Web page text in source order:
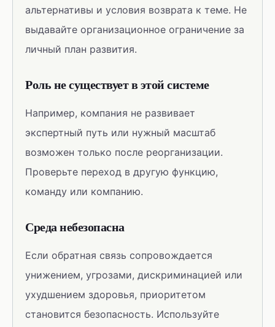
альтернативы и условия возврата к теме. Не
выдавайте организационное ограничение за
личный план развития.
Роль не существует в этой системе
Например, компания не развивает
экспертный путь или нужный масштаб
возможен только после реорганизации.
Проверьте переход в другую функцию,
команду или компанию.
Среда небезопасна
Если обратная связь сопровождается
унижением, угрозами, дискриминацией или
ухудшением здоровья, приоритетом
становится безопасность. Используйте